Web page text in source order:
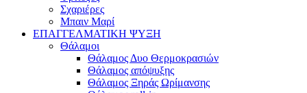
Σχαριέρες
Μπαιν Μαρί
ΕΠΑΓΓΕΛΜΑΤΙΚΗ ΨΥΞΗ
Θάλαμοι
Θάλαμος Δυο Θερμοκρασιών
Θάλαμος απόψυξης
Θάλαμος Ξηράς Ωρίμανσης